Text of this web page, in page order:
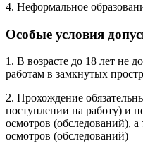
4. Неформальное
Особые условия
1. В возрасте до 18 лет не
работам в замкнутых
2. Прохождение
поступлении на работу) и
осмотров (обследований),
осмотров (обследований)